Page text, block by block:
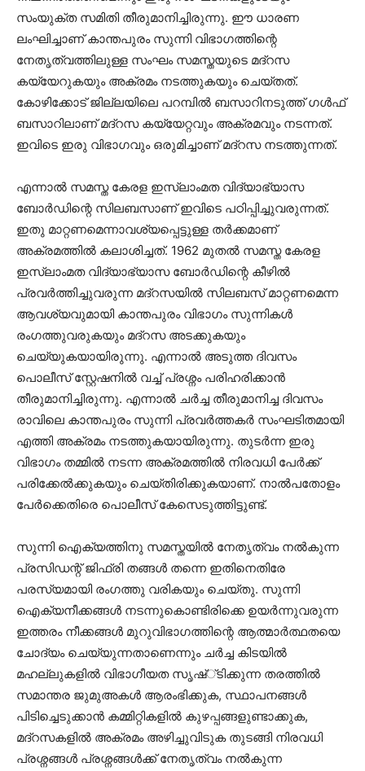
സംയുക്ത സമിതി തീരുമാനിച്ചിരുന്നു. ഈ ധാരണ
ലംഘിച്ചാണ് കാന്തപുരം സുന്നി വിഭാഗത്തിന്റെ
നേതൃത്വത്തിലുള്ള സംഘം സമസ്തയുടെ മദ്റസ
കയ്യേറുകയും അക്രമം നടത്തുകയും ചെയ്തത്.
കോഴിക്കോട് ജില്ലയിലെ പറമ്പില്‍ ബസാറിനടുത്ത് ഗള്‍ഫ്
ബസാറിലാണ് മദ്റസ കയ്യേറ്റവും അക്രമവും നടന്നത്.
ഇവിടെ ഇരു വിഭാഗവും ഒരുമിച്ചാണ് മദ്റസ നടത്തുന്നത്.
എന്നാല്‍ സമസ്ത കേരള ഇസ്ലാംമത വിദ്യാഭ്യാസ
ബോര്‍ഡിന്റെ സിലബസാണ് ഇവിടെ പഠിപ്പിച്ചുവരുന്നത്.
ഇതു മാറ്റണമെന്നാവശ്യപ്പെട്ടുള്ള തര്‍ക്കമാണ്
അക്രമത്തില്‍ കലാശിച്ചത്. 1962 മുതല്‍ സമസ്ത കേരള
ഇസ്ലാംമത വിദ്യാഭ്യാസ ബോര്‍ഡിന്റെ കീഴില്‍
പ്രവര്‍ത്തിച്ചുവരുന്ന മദ്റസയില്‍ സിലബസ് മാറ്റണമെന്ന
ആവശ്യവുമായി കാന്തപുരം വിഭാഗം സുന്നികള്‍
രംഗത്തുവരുകയും മദ്റസ അടക്കുകയും
ചെയ്യുകയായിരുന്നു. എന്നാല്‍ അടുത്ത ദിവസം
പൊലീസ് സ്റ്റേഷനില്‍ വച്ച് പ്രശ്നം പരിഹരിക്കാന്‍
തീരുമാനിച്ചിരുന്നു. എന്നാല്‍ ചര്‍ച്ച തീരുമാനിച്ച ദിവസം
രാവിലെ കാന്തപുരം സുന്നി പ്രവര്‍ത്തകര്‍ സംഘടിതമായി
എത്തി അക്രമം നടത്തുകയായിരുന്നു. തുടര്‍ന്ന ഇരു
വിഭാഗം തമ്മില്‍ നടന്ന അക്രമത്തില്‍ നിരവധി പേര്‍ക്ക്
പരിക്കേല്‍ക്കുകയും ചെയ്തിരിക്കുകയാണ്. നാല്‍പതോളം
പേര്‍ക്കെതിരെ പൊലീസ് കേസെടുത്തിട്ടുണ്ട്.
സുന്നി ഐക്യത്തിനു സമസ്തയില്‍ നേതൃത്വം നല്‍കുന്ന
പ്രസിഡന്റ് ജിഫ്രി തങ്ങള്‍ തന്നെ ഇതിനെതിരേ
പരസ്യമായി രംഗത്തു വരികയും ചെയ്തു. സുന്നി
ഐക്യനീക്കങ്ങള്‍ നടന്നുകൊണ്ടിരിക്കെ ഉയര്‍ന്നുവരുന്ന
ഇത്തരം നീക്കങ്ങള്‍ മുറുവിഭാഗത്തിന്റെ ആത്മാര്‍ത്ഥതയെ
ചോദ്യം ചെയ്യുന്നതാണെന്നും ചര്‍ച്ച കിടയില്‍
മഹല്ലുകളില്‍ വിഭാഗീയത സൃഷ്്ടിക്കുന്ന തരത്തില്‍
സമാന്തര ജുമുഅകള്‍ ആരംഭിക്കുക, സ്ഥാപനങ്ങള്‍
പിടിച്ചെടുക്കാന്‍ കമ്മിറ്റികളില്‍ കുഴപ്പങ്ങളുണ്ടാക്കുക,
മദ്റസകളില്‍ അക്രമം അഴിച്ചുവിടുക തുടങ്ങി നിരവധി
പ്രശ്നങ്ങള്‍ പ്രശ്നങ്ങള്‍ക്ക് നേതൃത്വം നല്‍കുന്ന